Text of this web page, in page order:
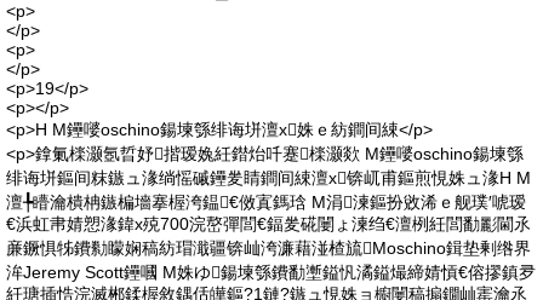
<p>
</p>
<p>
</p>
<p>19</p>
<p></p>
<p>H M鑸嘙oschino鍚堜綔绯诲垪澶х姝ｅ紡鐧间綀</p>
<p>鎿氭檪灏氬晢妤揩瑷婏紝鐟炲吀蹇檪灏欻 M鑸嘙oschino鍚堜綔
绯诲垪鏂间粖鏃ュ湪绱愮磩鑸夎睛鐧间綀澶х锛屼甫鏂煎悓姝ュ湪H M
澶╄矒瀹樻柟鏃楄墻搴楃洿鎾€傚寘鎷琀 M涓湅鏂扮敓浠ｅ舰璞′唬瑷
€浜虹帇婧愬湪鍏х殑700浣嶅彈閭€鍢夎硴闄ょ湅绉€澶栵紝閭勫彲閫氶
亷鐝惧牬鐨勬矇娴稿紡瑁濈疆锛屾洿濂藉湴楂旈Moschino鍓垫剰绺界
洠Jeremy Scott鑸嘓 M姝ゆ鍚堜綔鐨勫壍鎰忛潏鎰熶締婧愩€傛摎鎮夛
紝瑭插悎浣滅郴鍒楃敘鍝佸皣鏂?1鏈?鏃ュ悓姝ョ櫥闄稿搧鐗屾寚瀹氶